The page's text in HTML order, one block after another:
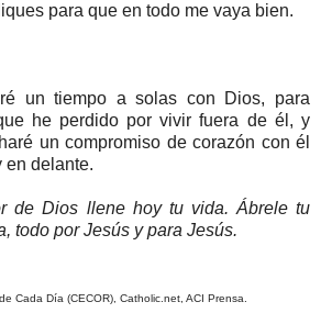
para que en todo me vaya bien.
un tiempo a solas con Dios, para
he perdido por vivir fuera de él, y
un compromiso de corazón con él
en delante.
de Dios llene hoy tu vida. Ábrele tu
todo por Jesús y para Jesús.
Cada Día (CECOR), Catholic.net, ACI Prensa.